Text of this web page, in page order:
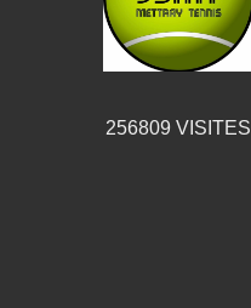
256809 VISITES